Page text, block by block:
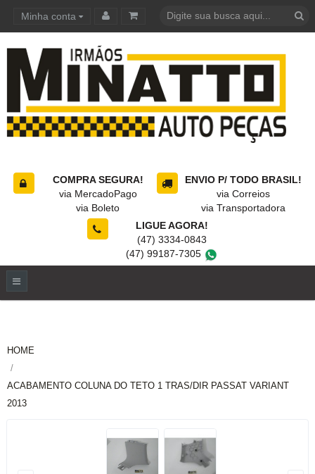
Minha conta
COMPRA SEGURA!
via MercadoPago
via Boleto
ENVIO P/ TODO BRASIL!
via Correios
via Transportadora
LIGUE AGORA!
(47) 3334-0843
(47) 99187-7305
HOME
ACABAMENTO COLUNA DO TETO 1 TRAS/DIR PASSAT VARIANT
2013